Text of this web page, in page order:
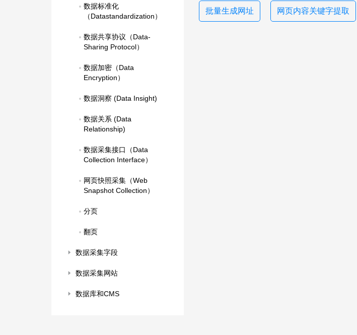
数据标准化
（Datastandardization）
数据共享协议（Data-
Sharing Protocol）
数据加密（Data
Encryption）
数据洞察 (Data Insight)
数据关系 (Data
Relationship)
数据采集接口（Data
Collection Interface）
网页快照采集（Web
Snapshot Collection）
分页
翻页
数据采集字段
数据采集网站
数据库和CMS
批量生成网址 网页内容关键字提取